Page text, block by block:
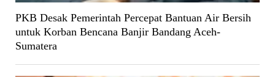
PKB Desak Pemerintah Percepat Bantuan Air Bersih
untuk Korban Bencana Banjir Bandang Aceh-
Sumatera